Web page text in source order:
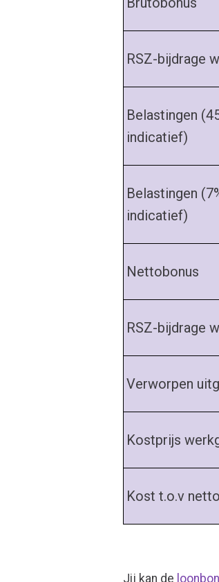
RSZ-bijdrage
Belastingen
indicatief)
Belastingen
indicatief)
Nettobonus
RSZ-bijdrage
Verworpen
Kostprijs
Kost t.o.v
Jij kan de